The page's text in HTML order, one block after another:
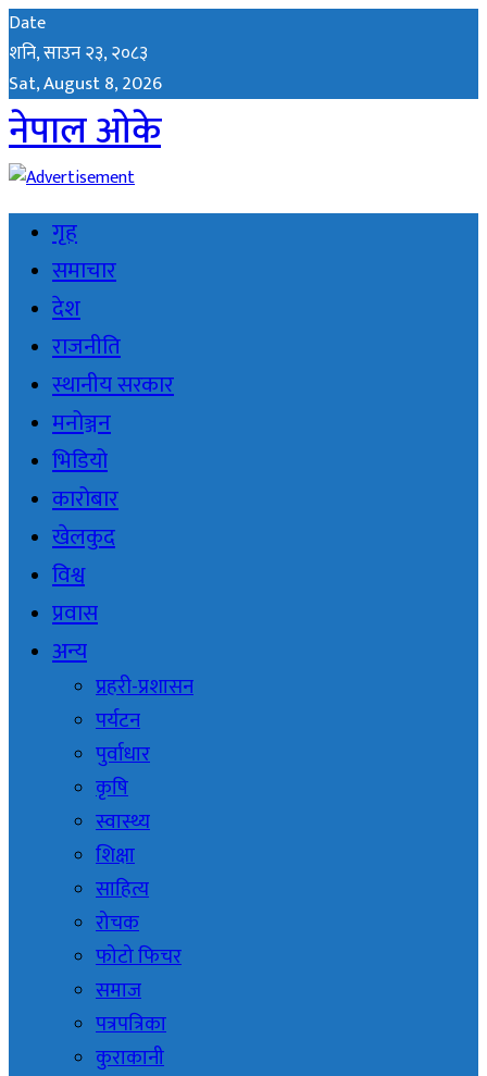
Date
शनि, साउन २३, २०८३
Sat, August 8, 2026
नेपाल ओके
गृह
समाचार
देश
राजनीति
स्थानीय सरकार
मनोञ्जन
भिडियो
कारोबार
खेलकुद
विश्व
प्रवास
अन्य
प्रहरी-प्रशासन
पर्यटन
पुर्वाधार
कृषि
स्वास्थ्य
शिक्षा
साहित्य
रोचक
फोटो फिचर
समाज
पत्रपत्रिका
कुराकानी